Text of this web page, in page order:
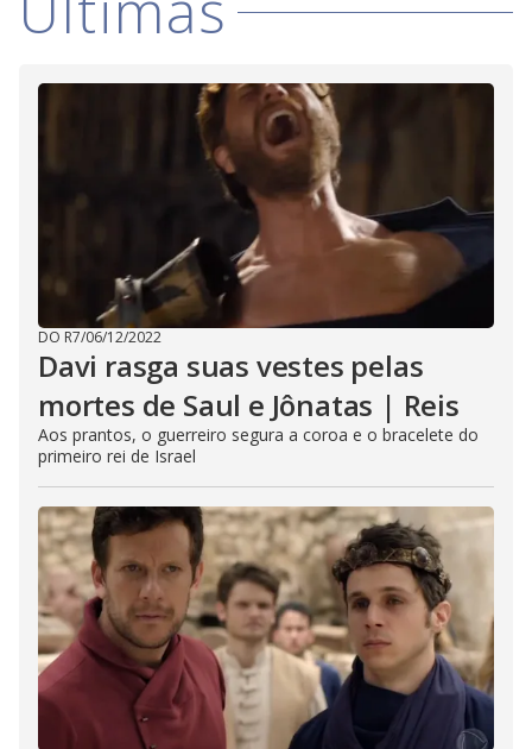
e
o
DO R7/06/12/2022
Davi rasga suas vestes pelas
mortes de Saul e Jônatas | Reis
Aos prantos, o guerreiro segura a coroa e o bracelete do
primeiro rei de Israel